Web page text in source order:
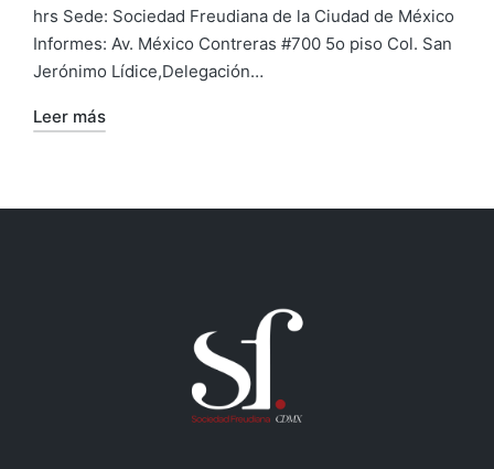
hrs Sede: Sociedad Freudiana de la Ciudad de México
Informes: Av. México Contreras #700 5o piso Col. San
Jerónimo Lídice,Delegación…
Leer más